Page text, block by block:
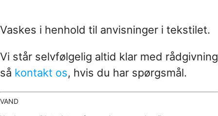
Vaskes i henhold til anvisninger i tekstilet.
Vi står selvfølgelig altid klar med rådgivning
så kontakt os, hvis du har spørgsmål.
VAND